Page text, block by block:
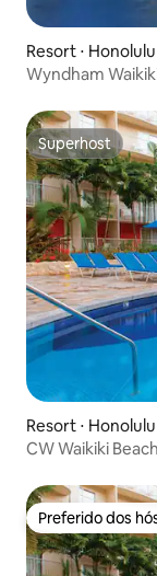
Resort ⋅ Honolulu
Wyndham
Superhost
Superhost
Resort ⋅ Honolulu
CW Waikiki
Preferido dos
Preferido dos